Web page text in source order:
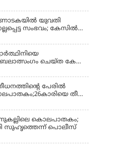
യുവതി
സംഭവം; കേസില്‍
ചെയ്ത കേസ്;
പേരില്‍
തീ
കൊലപാതകം;
സുഹൃത്തെന്ന് പൊലീസ്